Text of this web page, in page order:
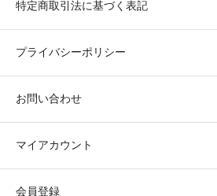
特定商取引法に基づく表記
プライバシーポリシー
お問い合わせ
マイアカウント
会員登録